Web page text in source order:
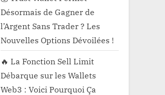
Désormais de Gagner de
l’Argent Sans Trader ? Les
Nouvelles Options Dévoilées !
🔥 La Fonction Sell Limit
Débarque sur les Wallets
Web3 : Voici Pourquoi Ça